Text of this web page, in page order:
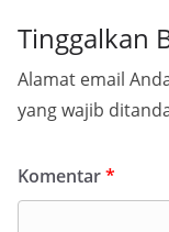
Tinggalkan
Alamat email
yang wajib
Komentar*